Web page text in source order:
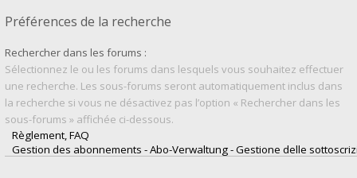
Préférences de la recherche
Rechercher dans les forums :
Sélectionnez le ou les forums dans lesquels vous souhaitez effectuer
une recherche. Les sous-forums seront automatiquement inclus dans
la recherche si vous ne désactivez pas l’option « Rechercher dans les
sous-forums » affichée ci-dessous.